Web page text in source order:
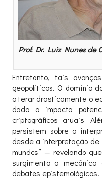
Prof. Dr. Luiz Nunes de
Entretanto, tais
geopolíticos. O domínio
alterar drasticamente o
dado o impacto
criptográficos atuais.
persistem sobre a
desde a interpretação de
mundos” — revelando
surgimento a mecânica
debates epistemológicos.